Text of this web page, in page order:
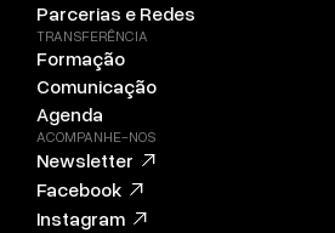
Parcerias e Redes
TRANSFERÊNCIA
Formação
Comunicação
Agenda
ACOMPANHE-NOS
Newsletter
Facebook
Instagram